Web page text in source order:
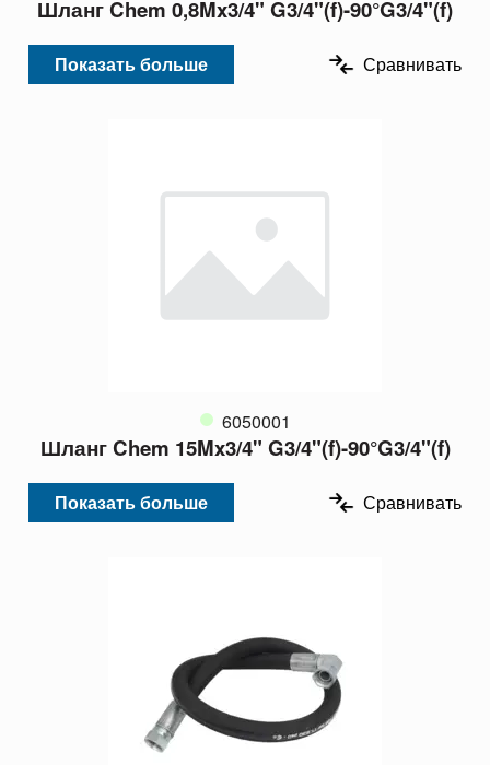
Шланг Chem 0,8Mx3/4" G3/4"(f)-90°G3/4"(f)
Показать больше Сравнивать
6050001
Шланг Chem 15Mx3/4" G3/4"(f)-90°G3/4"(f)
Показать больше Сравнивать